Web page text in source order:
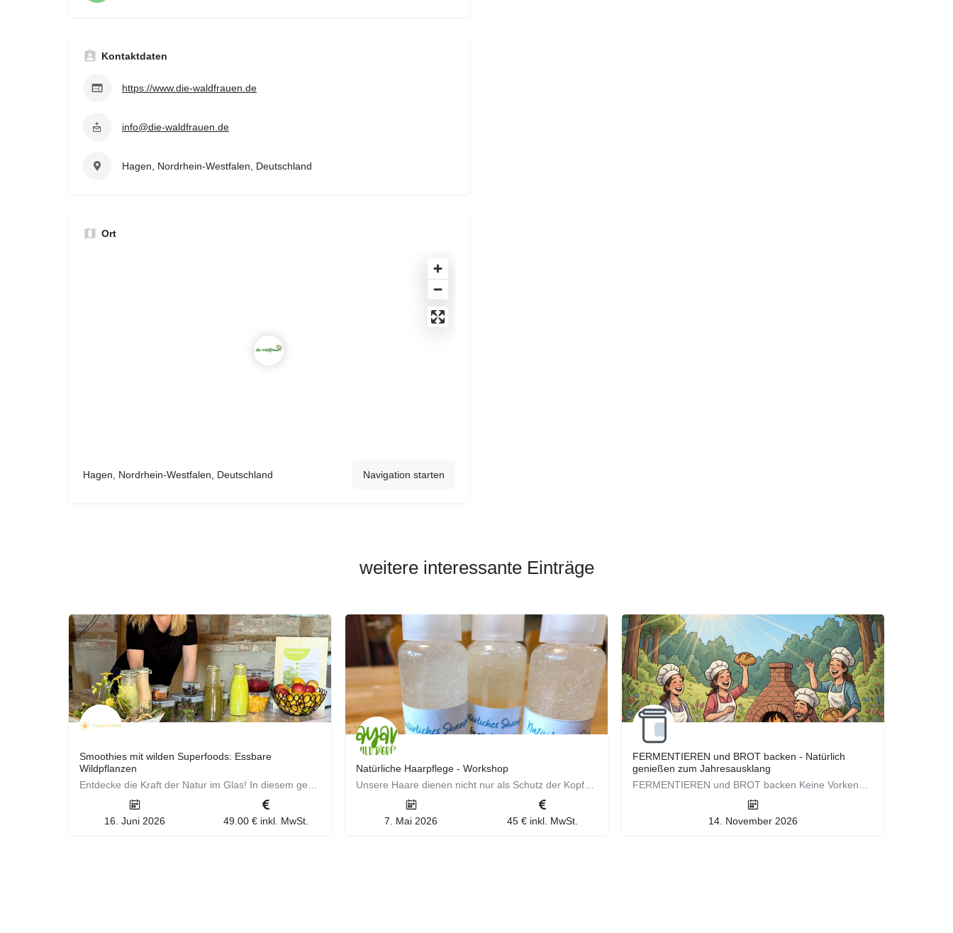
Kontaktdaten
https://www.die-waldfrauen.de
info@die-waldfrauen.de
Hagen, Nordrhein-Westfalen, Deutschland
Ort
Hagen, Nordrhein-Westfalen, Deutschland Navigation starten
weitere interessante Einträge
Smoothies mit wilden Superfoods: Essbare
Wildpflanzen
Entdecke die Kraft der Natur im Glas! In diesem genussreichen Smoothie-Kurs lernst du, wie du heimische…
16. Juni 2026 49.00 € inkl. MwSt.
Natürliche Haarpflege - Workshop
Unsere Haare dienen nicht nur als Schutz der Kopfhaut, sondern machen einen wesentlicher Teil unserer…
7. Mai 2026 45 € inkl. MwSt.
FERMENTIEREN und BROT backen - Natürlich
genießen zum Jahresausklang
FERMENTIEREN und BROT backen Keine Vorkenntnisse nötig! 11:00 - 16:00 Uhr Typisches Wintergemüse…
14. November 2026